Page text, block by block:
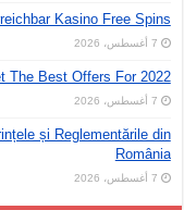
Kasino Free Spins
7 أغسطس، 2026
The Best Offers For 2022
7 أغسطس، 2026
și Reglementările din
România
7 أغسطس، 2026